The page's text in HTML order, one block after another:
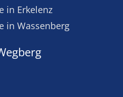
in Erkelenz
in Wassenberg